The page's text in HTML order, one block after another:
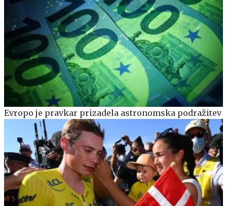
Evropo je pravkar prizadela astronomska podražitev